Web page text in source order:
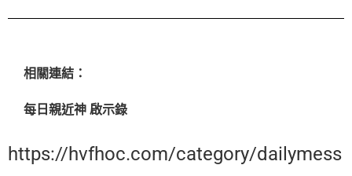
相關連結：
每日親近神 啟示錄
https://hvfhoc.com/category/dailymess